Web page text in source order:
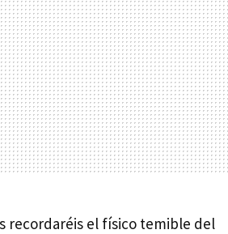
recordaréis el físico temible del